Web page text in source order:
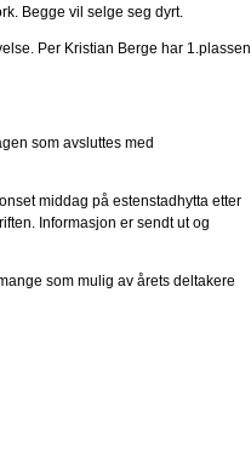
Begge vil selge seg dyrt.
Per Kristian Berge har 1.plassen
som avsluttes med
middag på estenstadhytta etter
Informasjon er sendt ut og
som mulig av årets deltakere